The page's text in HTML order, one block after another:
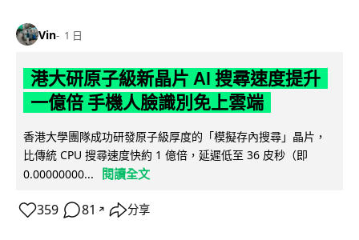
Vin 1 日
港大研原子級新晶片 AI 搜尋速度提升
一億倍 手機人臉識別免上雲端
香港大學團隊成功研發原子級厚度的「模擬存內搜尋」晶片，
比傳統 CPU 搜尋速度快約 1 億倍，延遲低至 36 皮秒（即
0.00000000...
閱讀全文
359 81 ↗ 分享